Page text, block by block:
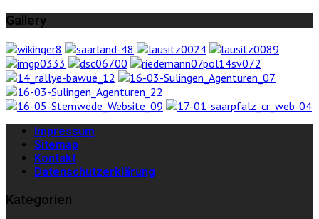
Gallery
Impressum
Sitemap
Kontakt
Datenschutzerklärung
Kategorien